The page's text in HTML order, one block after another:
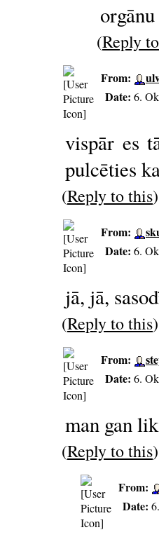
(Reply
From:
Date: 6.
vispār es
pulcēties
(Reply to this)
From:
Date: 6.
jā, jā,
(Reply to this)
From:
Date: 6.
man gan
(Reply to this
From:
Date: